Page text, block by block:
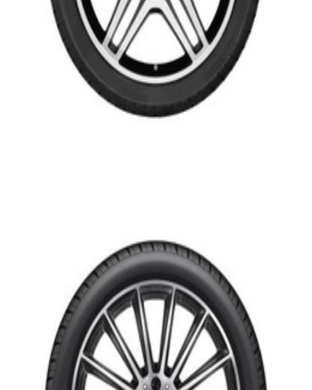
Jante AMG Mercedes 21 pouces - GLE W167 -
Essieu Arrière - 11 J x 21 ET 49 - noir, Finition